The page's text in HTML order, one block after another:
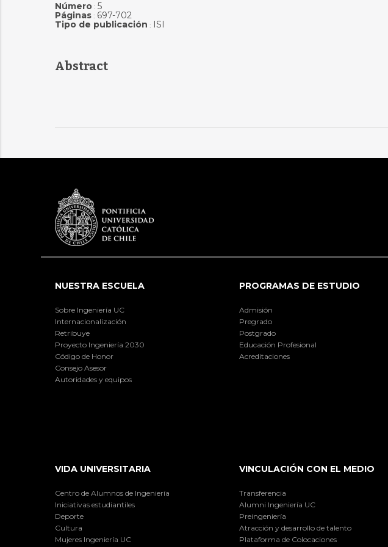
Número: 5
Páginas: 697-702
Tipo de publicación : ISI
Abstract
NUESTRA ESCUELA
Sobre Ingeniería UC
Internacionalización
Retribuye
Proyecto Ingeniería 2030
Código de Honor
Consejo Asesor
Autoridades y equipos
PROGRAMAS DE ESTUDIO
Admisión
Pregrado
Postgrado
Educación Profesional
Acreditaciones
VIDA UNIVERSITARIA
Centro de Alumnos de Ingeniería
Iniciativas estudiantiles
Deporte
Cultura
Mujeres Ingeniería UC
VINCULACIÓN CON EL MEDIO
Transferencia
Alumni Ingeniería UC
Preingeniería
Atracción y desarrollo de talento
Plataforma de Colocaciones